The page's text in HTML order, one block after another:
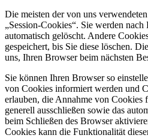
Die meisten der von uns
„Session-Cookies“. Sie werden nach
automatisch gelöscht. Andere
gespeichert, bis Sie diese löschen.
uns, Ihren Browser beim nächsten
Sie können Ihren Browser so
von Cookies informiert werden und
erlauben, die Annahme von Cookies
generell ausschließen sowie das
beim Schließen des Browser
Cookies kann die Funktionalität